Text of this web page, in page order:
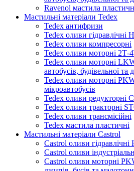
Ravenol мастила
Мастильні матеріали Tedex
Tedex антифризи
Tedex оливи гідравлічні
Tedex оливи компресорні
Tedex оливи моторні 2Т-
Tedex оливи моторні
автобусів, будівельної та
Tedex оливи моторні
мікроавтобусів
Tedex оливи редукторні
Tedex оливи тракторні
Tedex оливи трансмісійні
Tedex мастила пластичні
Мастильні матеріали Castrol
Castrol оливи
Castrol оливи
Castrol оливи моторні